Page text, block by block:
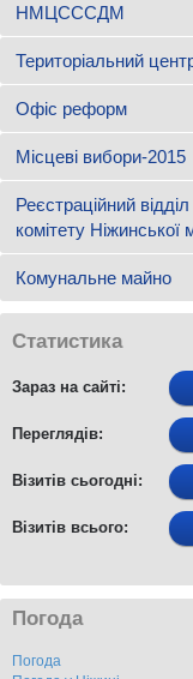
НМЦСССДМ
Територіальний
Офіс реформ
Місцеві вибори-2015
Реєстраційний
комітету Ніжинської
Комунальне майно
Статистика
Зараз на сайті:
Переглядів:
Візитів сьогодні:
Візитів всього:
Погода
Погода